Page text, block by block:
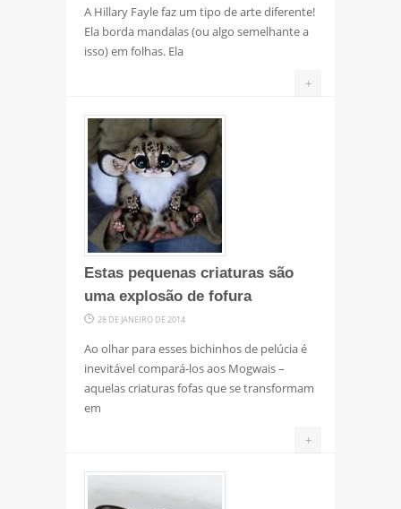
A Hillary Fayle faz um tipo de arte diferente!
Ela borda mandalas (ou algo semelhante a
isso) em folhas. Ela
+
Estas pequenas criaturas são
uma explosão de fofura
28 DE JANEIRO DE 2014
Ao olhar para esses bichinhos de pelúcia é
inevitável compará-los aos Mogwais –
aquelas criaturas fofas que se transformam
em
+